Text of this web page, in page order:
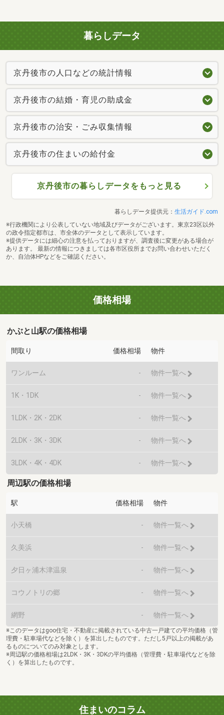
暮らしデータ
京丹後市の人口などの統計情報
京丹後市の結婚・育児の助成金
京丹後市の治安・ごみ収集情報
京丹後市の住まいの給付金
京丹後市の暮らしデータをもっと見る
暮らしデータ提供元： 生活ガイド.com
※行政機関により公表していない地域及びデータがございます。東京23区以外
の政令指定都市は、市全体のデータとして表示しています。
※提供データには細心の注意を払っておりますが、調査後に変更がある場合が
あります。 最新の情報につきましては各市区役所までお問い合わせいただく
か、自治体HPなどをご確認ください。
価格相場
かぶと山駅の価格相場
間取り 価格相場 物件
ワンルーム - 物件一覧へ
1K・1DK - 物件一覧へ
1LDK・2K・2DK - 物件一覧へ
2LDK・3K・3DK - 物件一覧へ
3LDK・4K・4DK - 物件一覧へ
周辺駅の価格相場
駅 価格相場 物件
小天橋 - 物件一覧へ
久美浜 - 物件一覧へ
夕日ヶ浦木津温泉 - 物件一覧へ
コウノトリの郷 - 物件一覧へ
網野 - 物件一覧へ
※このデータはgoo住宅・不動産に掲載されている中古一戸建ての平均価格（管
理費・駐車場代などを除く）を算出したものです。ただし5戸以上の掲載があ
るものについてのみ対象とします。
※周辺駅の価格相場は2LDK・3K・3DKの平均価格（管理費・駐車場代などを除
く）を算出したものです。
住まいのコラム